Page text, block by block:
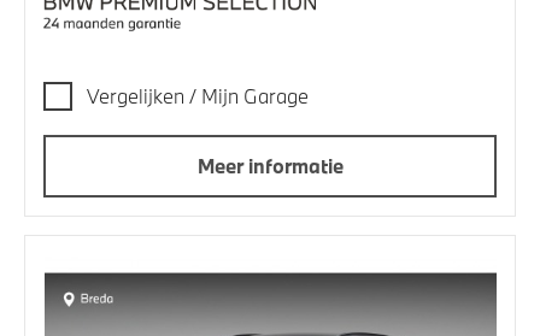
Vergelijken / Mijn Garage
Meer informatie